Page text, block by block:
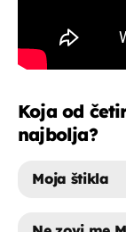
Koja od
najbolja?
Moja štikla